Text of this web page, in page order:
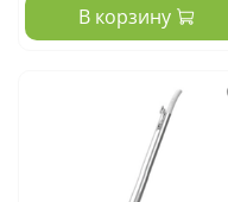
В корзину